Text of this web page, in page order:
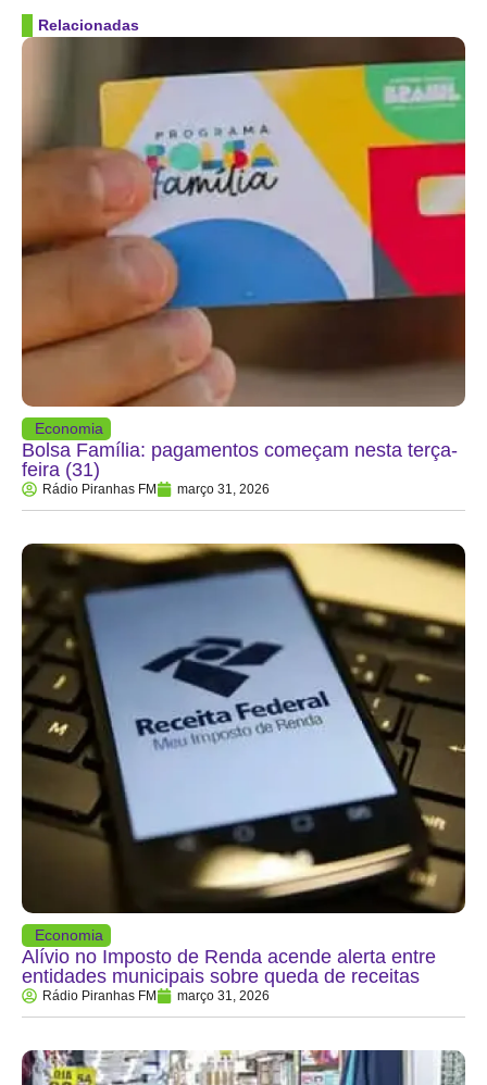
Relacionadas
Economia
Bolsa Família: pagamentos começam nesta terça-
feira (31)
Rádio Piranhas FM março 31, 2026
Economia
Alívio no Imposto de Renda acende alerta entre
entidades municipais sobre queda de receitas
Rádio Piranhas FM março 31, 2026